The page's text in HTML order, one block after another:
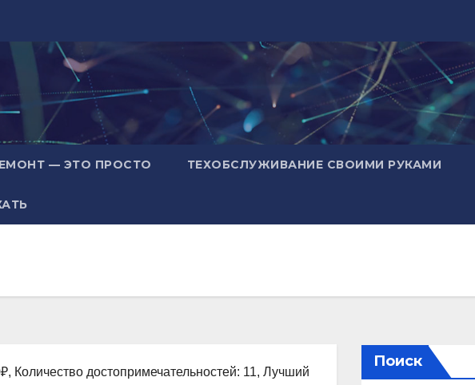
— ЭТО ПРОСТО ТЕХОБСЛУЖИВАНИЕ СВОИМИ РУКАМИ
Количество достопримечательностей: 11, Лучший
Поиск